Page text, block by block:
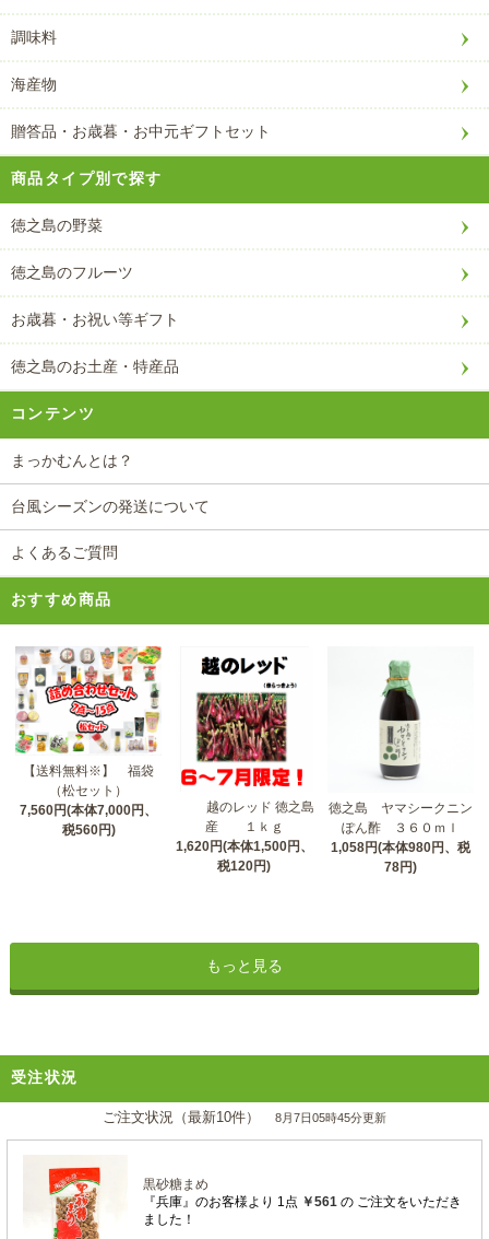
調味料
海産物
贈答品・お歳暮・お中元ギフトセット
商品タイプ別で探す
徳之島の野菜
徳之島のフルーツ
お歳暮・お祝い等ギフト
徳之島のお土産・特産品
コンテンツ
まっかむんとは？
台風シーズンの発送について
よくあるご質問
おすすめ商品
【送料無料※】 福袋
（松セット）
7,560円(本体7,000円、
税560円)
越のレッド 徳之島
産 １ｋｇ
1,620円(本体1,500円、
税120円)
徳之島 ヤマシークニン
ぽん酢 ３６０ｍｌ
1,058円(本体980円、税
78円)
もっと見る
受注状況